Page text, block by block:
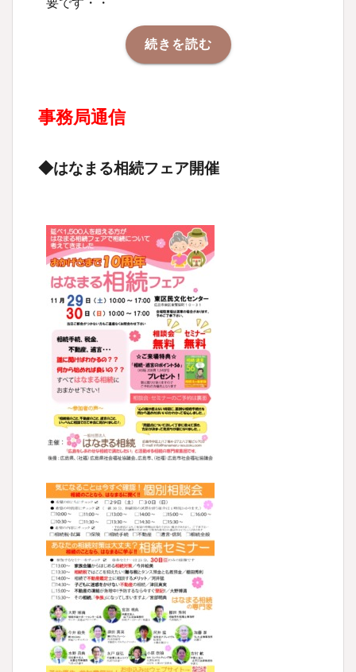
要です・・
続きを読む
事務局通信
◆はなまる相続フェア開催